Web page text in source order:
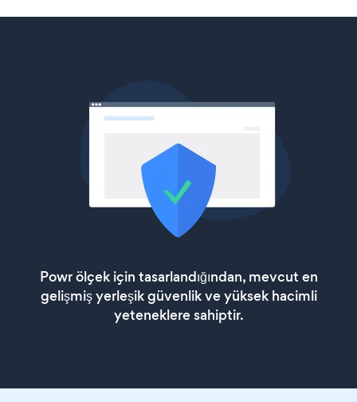
Powr ölçek için tasarlandığından, mevcut en
gelişmiş yerleşik güvenlik ve yüksek hacimli
yeteneklere sahiptir.